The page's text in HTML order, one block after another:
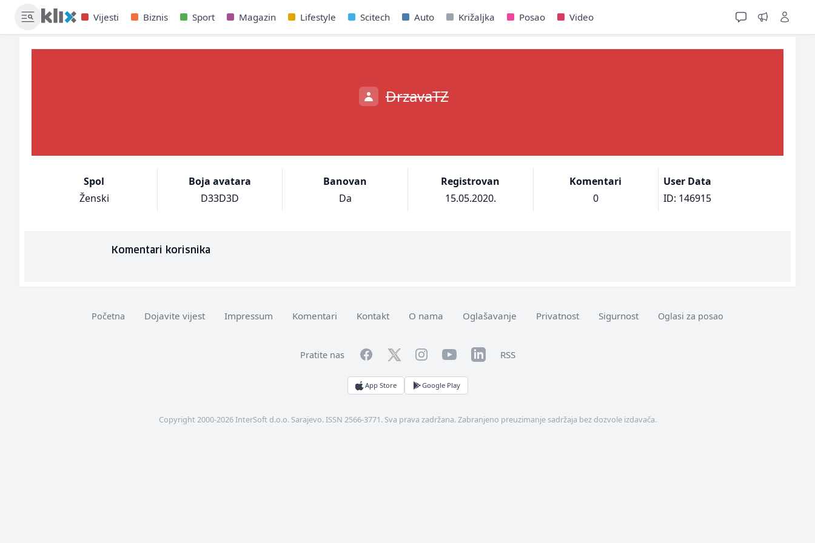
Vijesti Biznis Sport Magazin Lifestyle Scitech Auto Križaljka Posao Video
DrzavaTZ
Spol
Ženski
Boja avatara
D33D3D
Banovan
Da
Registrovan
15.05.2020.
Komentari
0
User Data
ID: 146915
Komentari korisnika
Početna Dojavite vijest Impressum Komentari Kontakt O nama Oglašavanje Privatnost Sigurnost Oglasi za posao
Pratite nas FacebookTwitterInstagramYouTubeLinkedInRSS
App Store Google Play
Copyright 2000-2026 InterSoft d.o.o. Sarajevo. ISSN 2566-3771. Sva prava zadržana. Zabranjeno preuzimanje sadržaja bez dozvole izdavača.